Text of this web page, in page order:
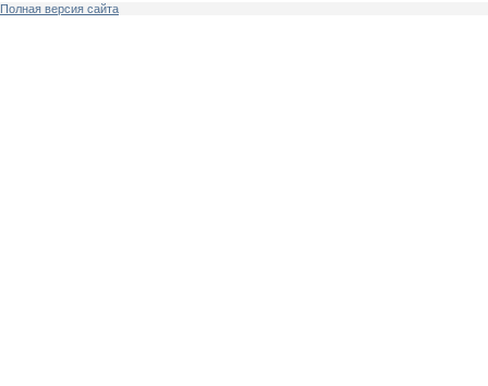
Полная версия сайта